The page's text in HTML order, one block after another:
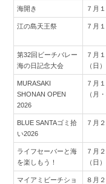
海開き ７月
江の島天王祭 ７月
第32回ビーチバレー
海の日記念大会
７月
（日）
MURASAKI
SHONAN OPEN
2026
７月
（月
BLUE SANTAゴミ拾
い2026
７月
ライフセーバーと海
を楽しもう！
７月
（日
マイアミビーチショ
８月